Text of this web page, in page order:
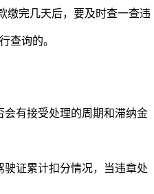
缴完几天后，要及时查一查违
查询的。
有接受处理的周期和滞纳金
证累计扣分情况，当违章处